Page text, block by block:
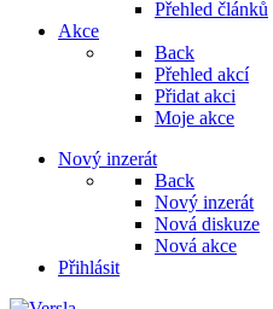
Přehled článků
Akce
Back
Přehled akcí
Přidat akci
Moje akce
Nový inzerát
Back
Nový inzerát
Nová diskuze
Nová akce
Přihlásit